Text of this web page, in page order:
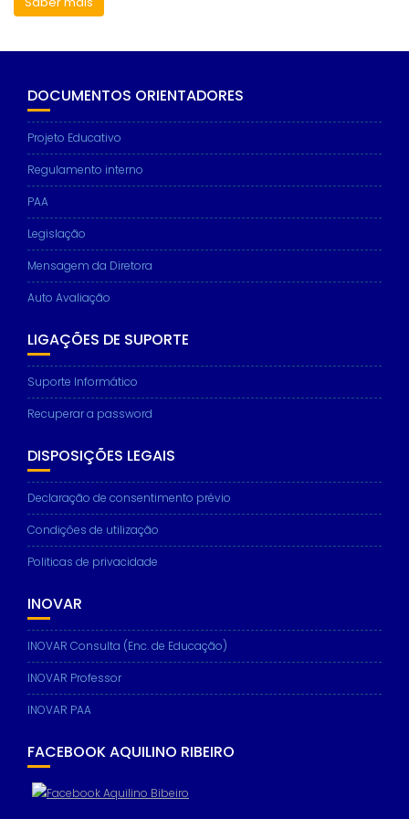
DOCUMENTOS ORIENTADORES
Projeto Educativo
Regulamento interno
PAA
Legislação
Mensagem da Diretora
Auto Avaliação
LIGAÇÕES DE SUPORTE
Suporte Informático
Recuperar a password
DISPOSIÇÕES LEGAIS
Declaração de consentimento prévio
Condições de utilização
Politicas de privacidade
INOVAR
INOVAR Consulta (Enc. de Educação)
INOVAR Professor
INOVAR PAA
FACEBOOK AQUILINO RIBEIRO